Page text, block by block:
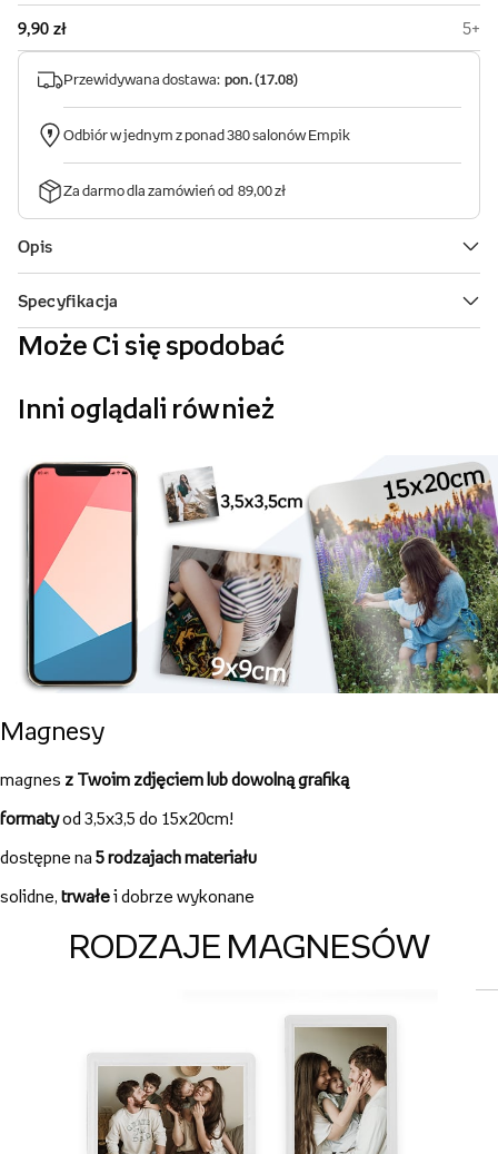
Może Ci się spodobać
Inni oglądali również